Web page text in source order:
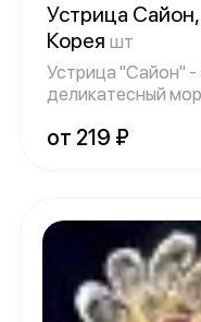
Устрица
Корея шт
Устрица "Сайон" -
деликатесный
от 219 ₽